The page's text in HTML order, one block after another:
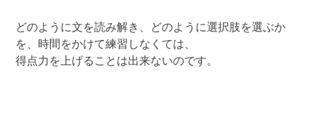
どのように文を読み解き、どのように選択肢を選ぶか
を、時間をかけて練習しなくては、
得点力を上げることは出来ないのです。